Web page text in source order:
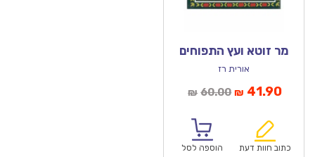
מר זוטא ועץ התפוחים
אורית רז
₪ 60.00המחיר
₪60.00.
₪ 41.90
כתוב חוות דעת הוספה לסל